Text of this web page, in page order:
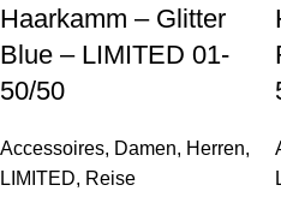
Haarkamm – Glitter
Blue – LIMITED 01-
50/50
Accessoires, Damen, Herren,
LIMITED, Reise